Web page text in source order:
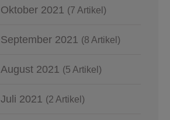
Oktober 2021 (7 Artikel)
September 2021 (8 Artikel)
August 2021 (5 Artikel)
Juli 2021 (2 Artikel)